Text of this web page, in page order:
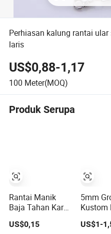
Perhiasan kalung rantai
laris
US$0,88-1,17
100 Meter(MOQ)
Produk Serupa
Rantai Manik
Baja Tahan Karat
Rantai Bola
Kuningan Rantai
US$0,15
5mm
Kustom
18K
Kalung
US$1-